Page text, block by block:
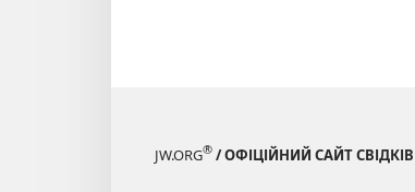
JW.ORG® / ОФІЦІЙНИЙ САЙТ